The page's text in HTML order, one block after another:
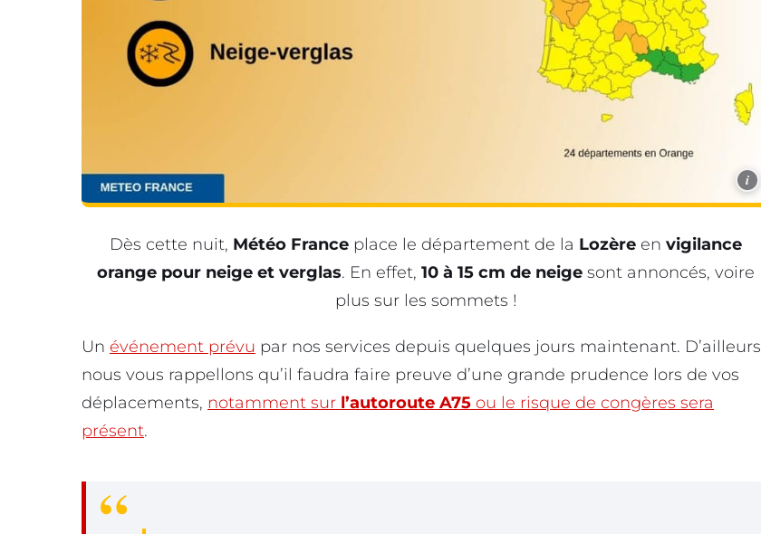
i
Dès cette nuit, Météo France place le département de la Lozère en vigilance
orange pour neige et verglas. En effet, 10 à 15 cm de neige sont annoncés, voire
plus sur les sommets !
Un événement prévu par nos services depuis quelques jours maintenant. D’ailleurs
nous vous rappellons qu’il faudra faire preuve d’une grande prudence lors de vos
déplacements, notamment sur l’autoroute A75 ou le risque de congères sera
présent.